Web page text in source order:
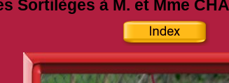
Sortilèges à M. et Mme